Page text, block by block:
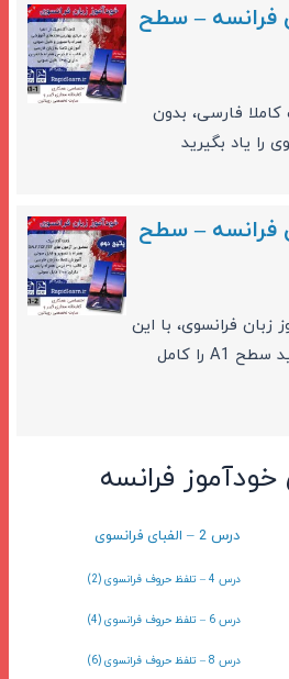
فرانسه – سطح
کاملا فارسی، بدون
را یاد بگیرید
فرانسه – سطح
فرانسوی، با این
مجموعه می توانید سطح A1 را کامل
فرانسه
درس 2 – الفبای فرانسوی
درس 4 – تلفظ حروف فرانسوی (2)
درس 6 – تلفظ حروف فرانسوی (4)
درس 8 – تلفظ حروف فرانسوی (6)